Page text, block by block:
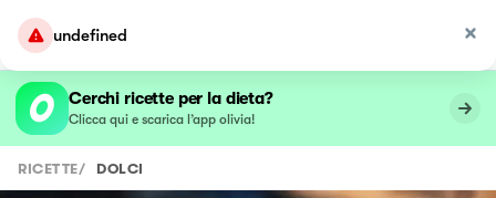
undefined
Cerchi ricette per la dieta?
Clicca qui e scarica l’app olivia!
RICETTE/ DOLCI